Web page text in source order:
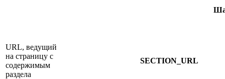
URL, ведущий
на страницу с
содержимым
раздела
SECTION_URL